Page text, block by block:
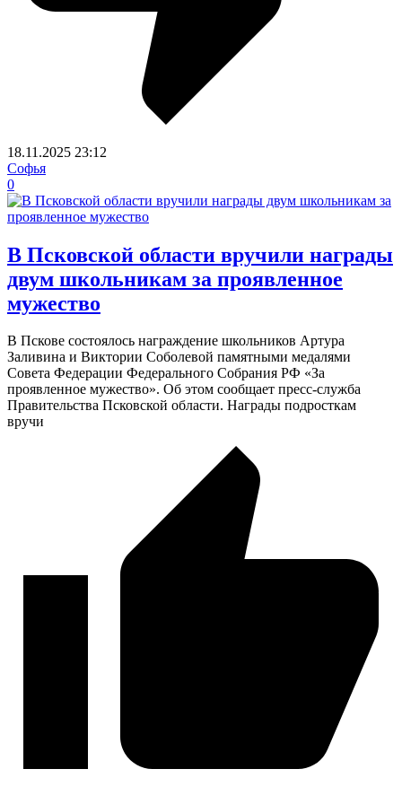
18.11.2025 23:12
Софья
0
В Псковской области вручили награды
двум школьникам за проявленное
мужество
В Пскове состоялось награждение школьников Артура
Заливина и Виктории Соболевой памятными медалями
Совета Федерации Федерального Собрания РФ «За
проявленное мужество». Об этом сообщает пресс-служба
Правительства Псковской области. Награды подросткам
вручи